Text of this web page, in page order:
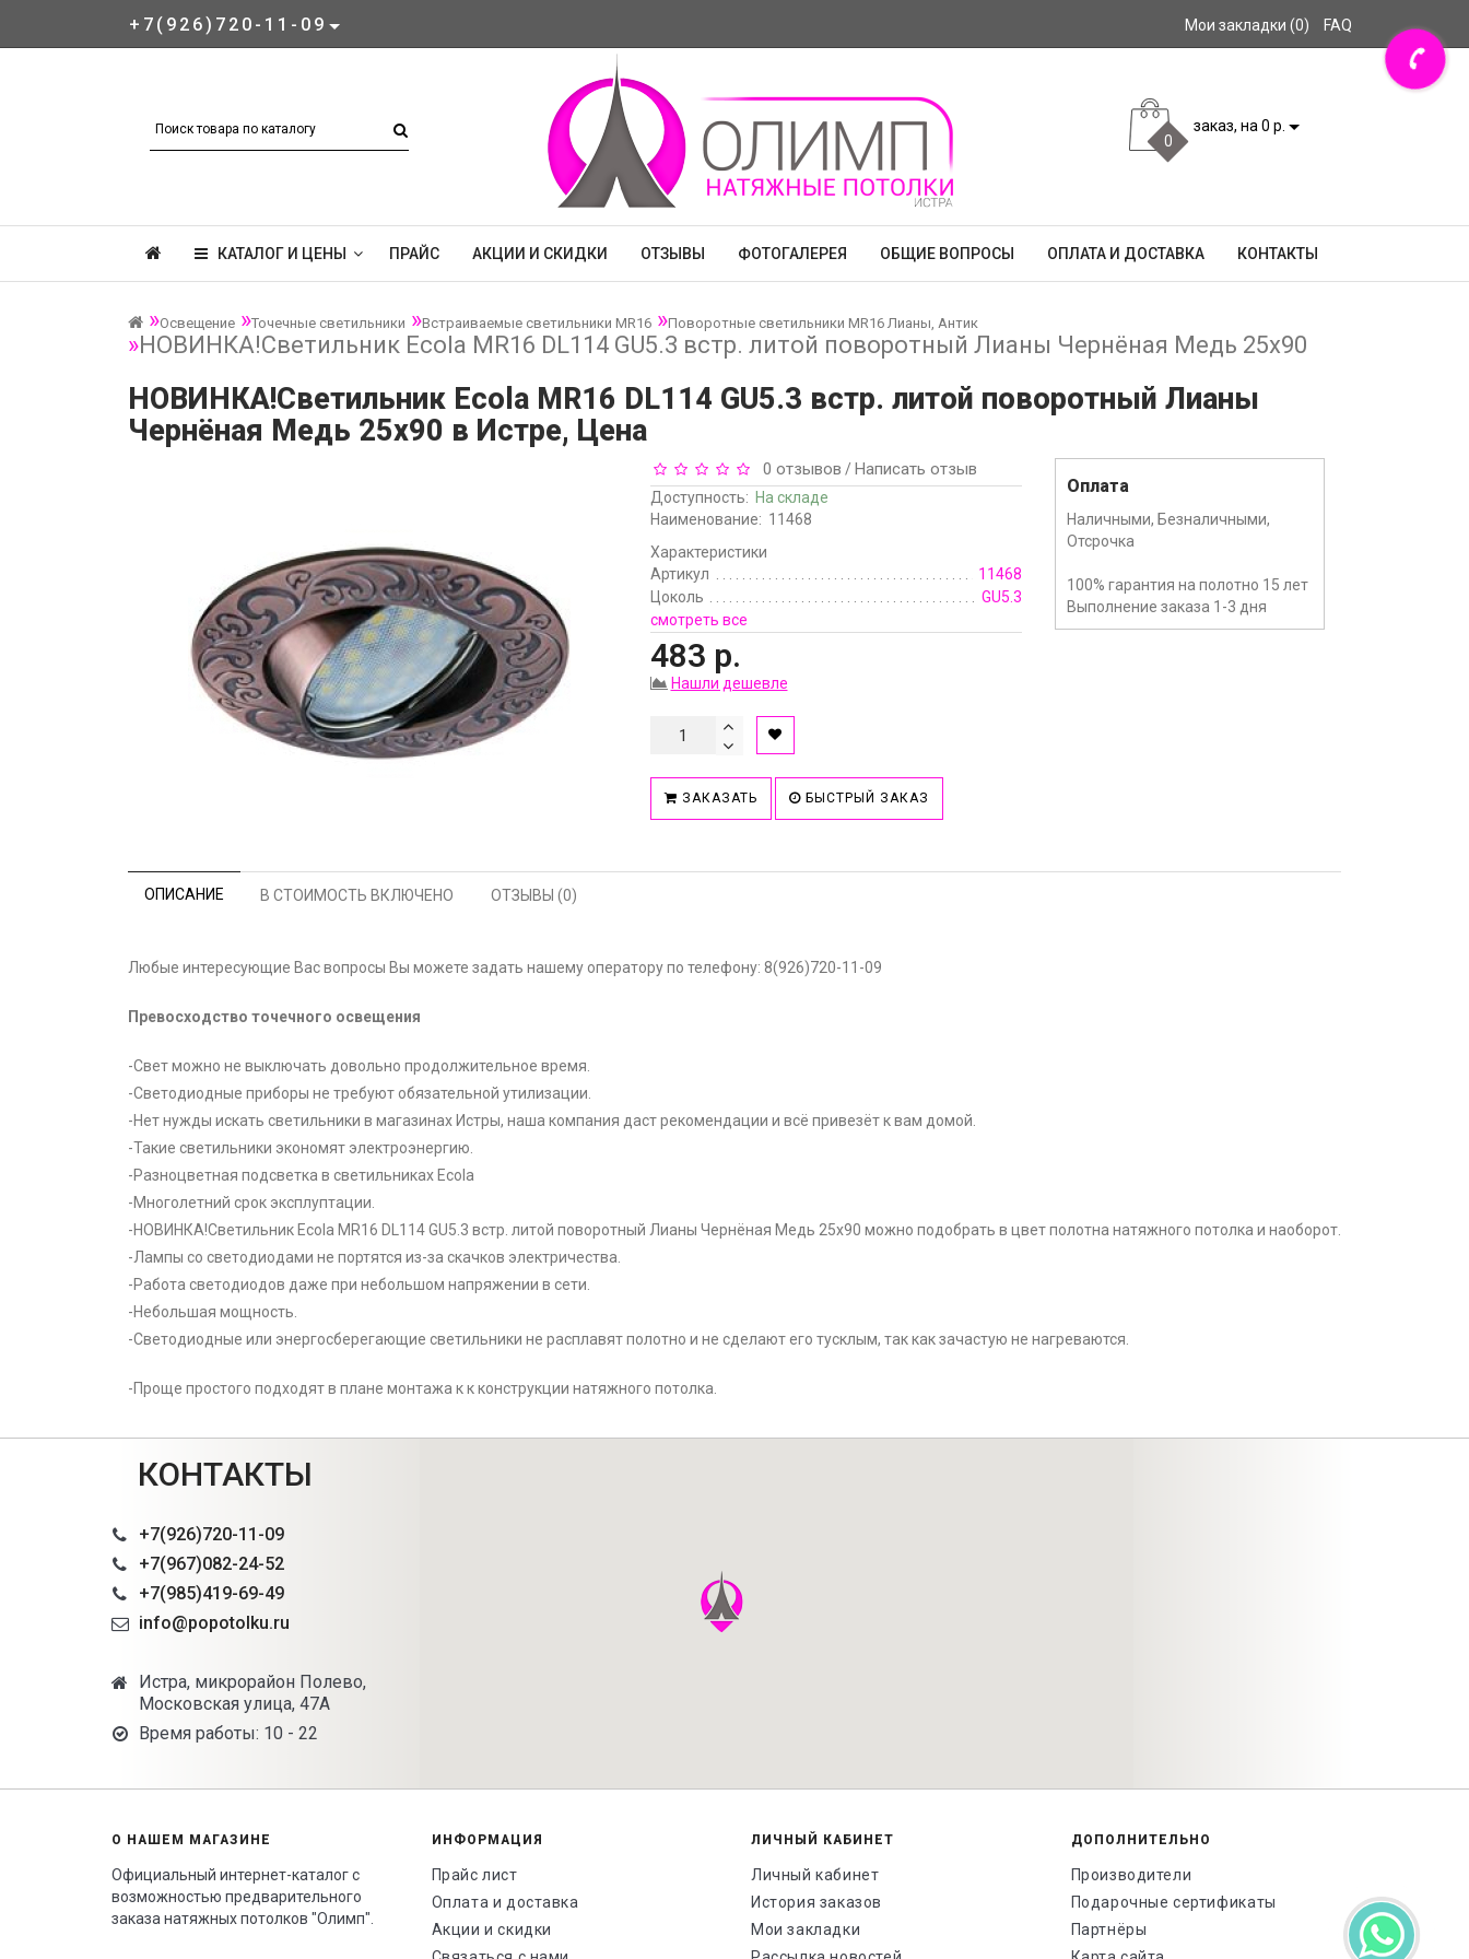
+7(926)720-11-09 Мои закладки (0) FAQ
0
заказ, на 0 р.
КАТАЛОГ И ЦЕНЫ ПРАЙС АКЦИИ И СКИДКИ ОТЗЫВЫ ФОТОГАЛЕРЕЯ ОБЩИЕ ВОПРОСЫ ОПЛАТА И ДОСТАВКА КОНТАКТЫ
Освещение Точечные светильники Встраиваемые светильники MR16 Поворотные светильники MR16 Лианы, Антик
НОВИНКА!Светильник Ecola MR16 DL114 GU5.3 встр. литой поворотный Лианы Чернёная Медь 25х90
НОВИНКА!Светильник Ecola MR16 DL114 GU5.3 встр. литой поворотный Лианы
Чернёная Медь 25х90 в Истре, Цена
0 отзывов / Написать отзыв
Доступность: На складе
Наименование: 11468
Характеристики
Артикул
11468
Цоколь
GU5.3
смотреть все
483 р.
Нашли дешевле
ЗАКАЗАТЬ БЫСТРЫЙ ЗАКАЗ
Оплата
Наличными, Безналичными,
Отсрочка
100% гарантия на полотно 15 лет
Выполнение заказа 1-3 дня
ОПИСАНИЕ В СТОИМОСТЬ ВКЛЮЧЕНО ОТЗЫВЫ (0)
Любые интересующие Вас вопросы Вы можете задать нашему оператору по телефону: 8(926)720-11-09
Превосходство точечного освещения
-Свет можно не выключать довольно продолжительное время.
-Светодиодные приборы не требуют обязательной утилизации.
-Нет нужды искать светильники в магазинах Истры, наша компания даст рекомендации и всё привезёт к вам домой.
-Такие светильники экономят электроэнергию.
-Разноцветная подсветка в светильниках Ecola
-Многолетний срок эксплуптации.
-НОВИНКА!Светильник Ecola MR16 DL114 GU5.3 встр. литой поворотный Лианы Чернёная Медь 25х90 можно подобрать в цвет полотна натяжного потолка и наоборот.
-Лампы со светодиодами не портятся из-за скачков электричества.
-Работа светодиодов даже при небольшом напряжении в сети.
-Небольшая мощность.
-Светодиодные или энергосберегающие светильники не расплавят полотно и не сделают его тусклым, так как зачастую не нагреваются.
-Проще простого подходят в плане монтажа к к конструкции натяжного потолка.
КОНТАКТЫ
+7(926)720-11-09
+7(967)082-24-52
+7(985)419-69-49
info@popotolku.ru
Истра, микрорайон Полево,
Московская улица, 47А
Время работы: 10 - 22
О НАШЕМ МАГАЗИНЕ
Официальный интернет-каталог с
возможностью предварительного
заказа натяжных потолков "Олимп".
ИНФОРМАЦИЯ
Прайс лист
Оплата и доставка
Акции и скидки
ЛИЧНЫЙ КАБИНЕТ
Личный кабинет
История заказов
Мои закладки
ДОПОЛНИТЕЛЬНО
Производители
Подарочные сертификаты
Партнёры